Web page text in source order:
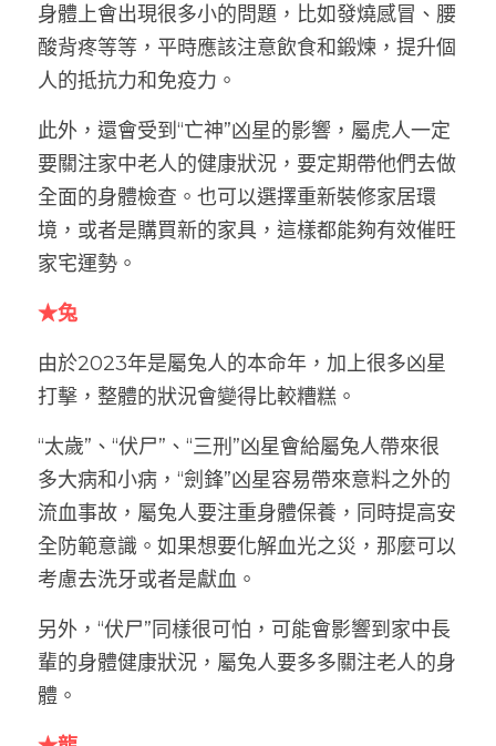
身體上會出現很多小的問題，比如發燒感冒、腰
酸背疼等等，平時應該注意飲食和鍛煉，提升個
人的抵抗力和免疫力。
此外，還會受到“亡神”凶星的影響，屬虎人一定
要關注家中老人的健康狀況，要定期帶他們去做
全面的身體檢查。也可以選擇重新裝修家居環
境，或者是購買新的家具，這樣都能夠有效催旺
家宅運勢。
★兔
由於2023年是屬兔人的本命年，加上很多凶星
打擊，整體的狀況會變得比較糟糕。
“太歲”、“伏尸”、“三刑”凶星會給屬兔人帶來很
多大病和小病，“劍鋒”凶星容易帶來意料之外的
流血事故，屬兔人要注重身體保養，同時提高安
全防範意識。如果想要化解血光之災，那麼可以
考慮去洗牙或者是獻血。
另外，“伏尸”同樣很可怕，可能會影響到家中長
輩的身體健康狀況，屬兔人要多多關注老人的身
體。